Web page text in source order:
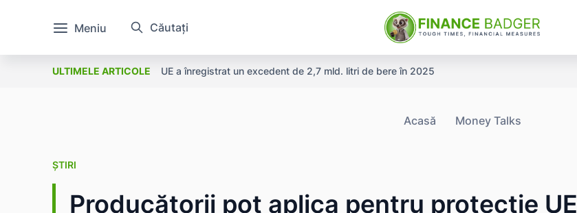
Meniu Căutați
ULTIMELE ARTICOLE UE a înregistrat un excedent de 2,7 mld. litri de bere în 2025
Acasă Money Talks
ȘTIRI
Producătorii pot aplica pentru protecție UE